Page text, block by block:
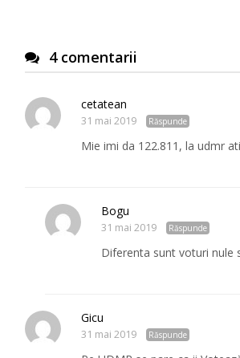
4 comentarii
cetatean
31 mai 2019 Răspunde
Mie imi da 122.811, la udmr
Bogu
31 mai 2019 Răspunde
Diferenta sunt voturi nule
Gicu
31 mai 2019 Răspunde